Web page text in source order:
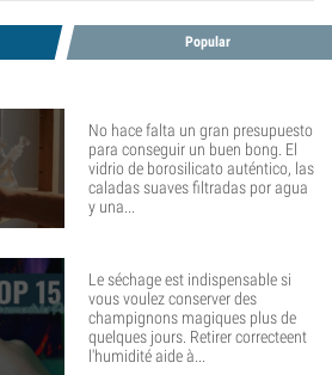
Popular
No hace falta un gran presupuesto
para conseguir un buen bong. El
vidrio de borosilicato auténtico, las
caladas suaves filtradas por agua
y una...
Le séchage est indispensable si
vous voulez conserver des
champignons magiques plus de
quelques jours. Retirer correcteent
l'humidité aide à...